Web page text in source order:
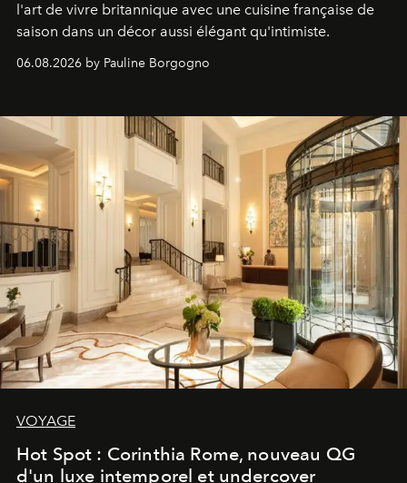
l'art de vivre britannique avec une cuisine française de
saison dans un décor aussi élégant qu'intimiste.
06.08.2026 by Pauline Borgogno
VOYAGE
Hot Spot : Corinthia Rome, nouveau QG
d'un luxe intemporel et undercover